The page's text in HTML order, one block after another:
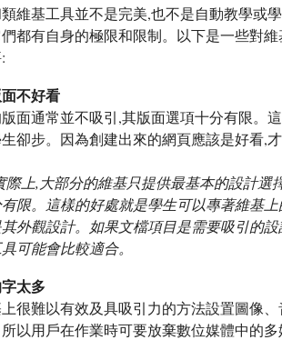
維基工具並不是完美,也不是自動教學或
都有自身的極限和限制。以下是一些對
不好看
面通常並不吸引,其版面選項十分有限。
卻步。因為創建出來的網頁應該是好看,
際上,大部分的維基只提供最基本的設計選
限。這樣的好處就是學生可以專著維基
外觀設計。如果文檔項目是需要吸引的
可能會比較適合。
太多
很難以有效及具吸引力的方法設置圖像
以用戶在作業時可要放棄數位媒體中的